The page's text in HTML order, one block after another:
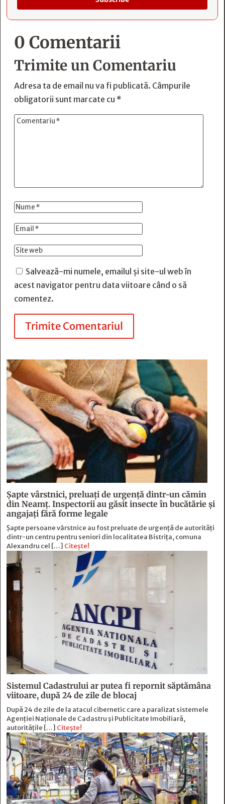
0 Comentarii
Trimite un Comentariu
Adresa ta de email nu va fi publicată. Câmpurile
obligatorii sunt marcate cu *
Salvează-mi numele, emailul și site-ul web în
acest navigator pentru data viitoare când o să
comentez.
Trimite Comentariul
Șapte vârstnici, preluați de urgență dintr-un cămin
din Neamț. Inspectorii au găsit insecte în bucătărie și
angajați fără forme legale
Șapte persoane vârstnice au fost preluate de urgență de autorități
dintr-un centru pentru seniori din localitatea Bistrița, comuna
Alexandru cel […] Citește!
Sistemul Cadastrului ar putea fi repornit săptămâna
viitoare, după 24 de zile de blocaj
După 24 de zile de la atacul cibernetic care a paralizat sistemele
Agenției Naționale de Cadastru și Publicitate Imobiliară,
autoritățile […] Citește!